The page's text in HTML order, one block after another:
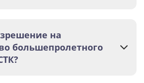
на
большепролетного